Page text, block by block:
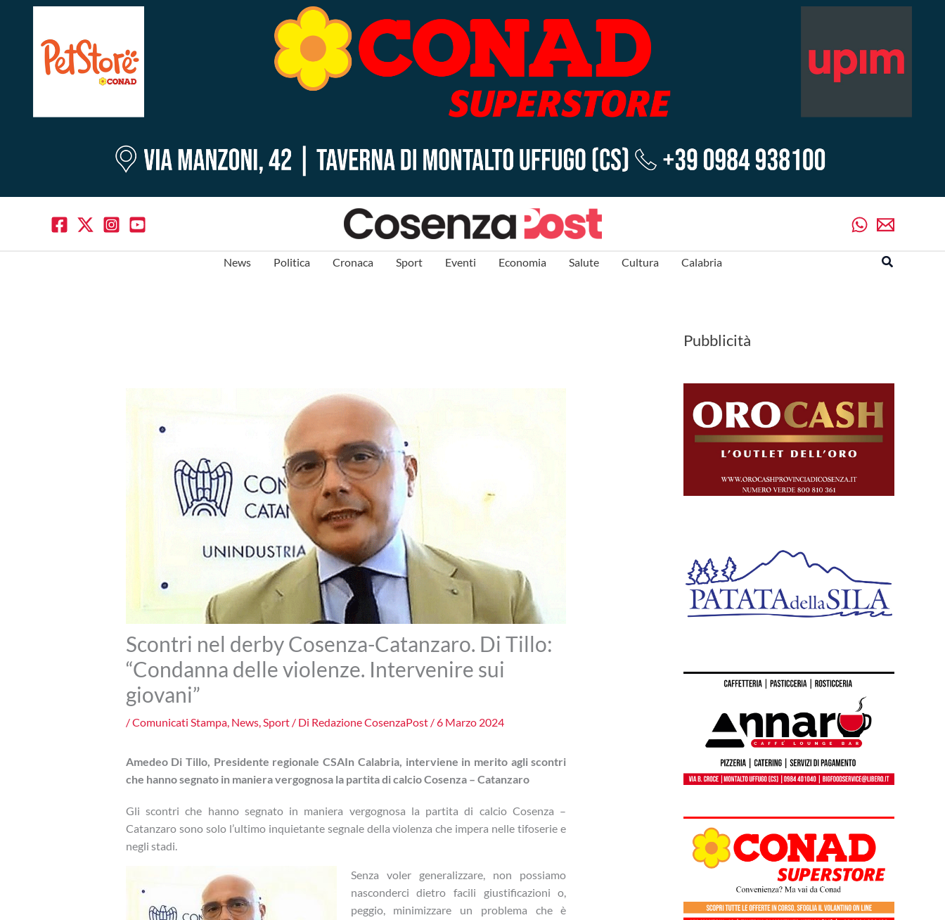
News Politica Cronaca Sport Eventi Economia Salute Cultura Calabria Cerca
Scontri nel derby Cosenza-Catanzaro. Di Tillo:
“Condanna delle violenze. Intervenire sui
giovani”
/Comunicati Stampa, News,Sport/ Di Redazione CosenzaPost /6 Marzo 2024
Amedeo Di Tillo, Presidente regionale CSAIn Calabria, interviene in merito agli scontri
che hanno segnato in maniera vergognosa la partita di calcio Cosenza – Catanzaro
Gli scontri che hanno segnato in maniera vergognosa la partita di calcio Cosenza –
Catanzaro sono solo l’ultimo inquietante segnale della violenza che impera nelle tifoserie e
negli stadi.
Senza voler generalizzare, non possiamo
nasconderci dietro facili giustificazioni o,
peggio, minimizzare un problema che è
Pubblicità